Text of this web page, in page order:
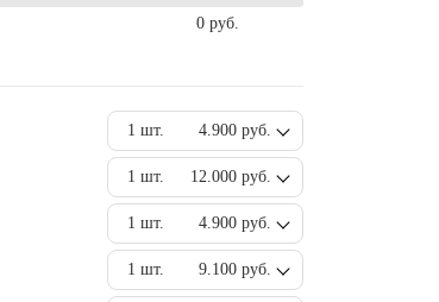
0 руб.
1 шт. 4.900 руб.
1 шт. 12.000 руб.
1 шт. 4.900 руб.
1 шт. 9.100 руб.